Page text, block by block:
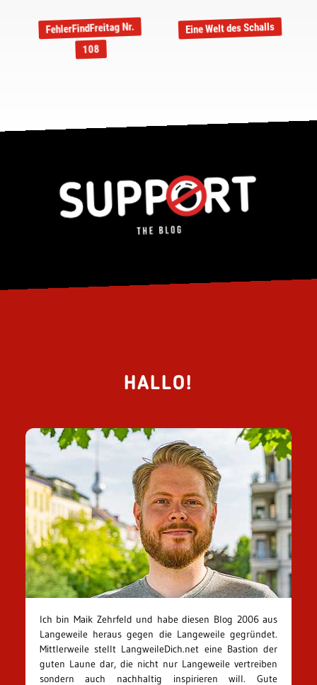
FehlerFindFreitag Nr.
108
Eine Welt des Schalls
HALLO!
Ich bin Maik Zehrfeld und habe diesen Blog 2006 aus
Langeweile heraus gegen die Langeweile gegründet.
Mittlerweile stellt LangweileDich.net eine Bastion der
guten Laune dar, die nicht nur Langeweile vertreiben
sondern auch nachhaltig inspirieren will. Gute